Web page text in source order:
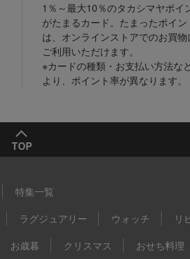
1％～最大10％のタカシマヤポイ
がたまるカード。たまったポイン
は、オンラインストアでのお買物
ご利用いただけます。
※カードの種類・お支払い方法な
より、ポイント率が異なります。
TOP
特集一覧
ラグジュアリー ウォッチ リ
お歳暮 クリスマス おせち料理